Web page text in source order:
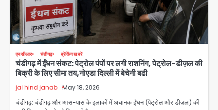
एनसीआर चंडीगढ़ ब्रेकिंग खबरें
चंडीगढ़ में ईंधन संकट: पेट्रोल पंपों पर लगी राशनिंग, पेट्रोल-डीज़ल की
बिक्री के लिए सीमा तय,नोएडा दिल्ली में बेचेनी बढी
jai hind janab May 18, 2026
चंडीगढ़: चंडीगढ़ और आस-पास के इलाकों में अचानक ईंधन (पेट्रोल और डीज़ल) की